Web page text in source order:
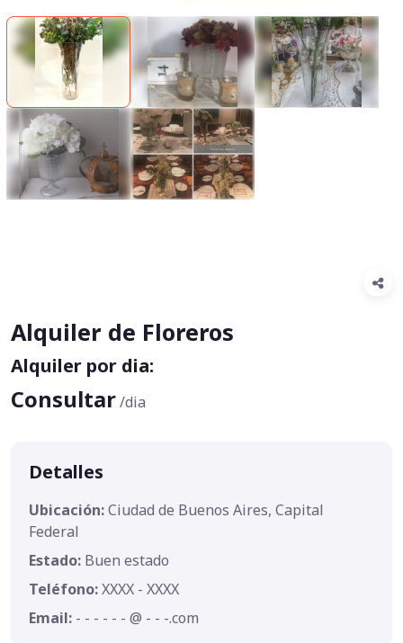
Alquiler de Floreros
Alquiler por dia:
Consultar/dia
Detalles
Ubicación:Ciudad de Buenos Aires, Capital
Federal
Estado: Buen estado
Teléfono:XXXX - XXXX
Email: - - - - - - @ - - -.com